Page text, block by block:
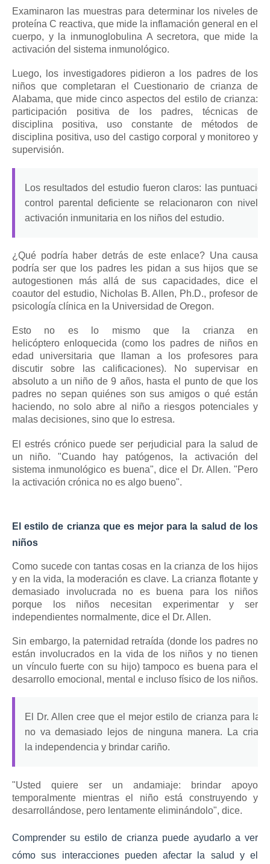
Examinaron las muestras para determinar los niveles de
proteína C reactiva, que mide la inflamación general en el
cuerpo, y la inmunoglobulina A secretora, que mide la
activación del sistema inmunológico.
Luego, los investigadores pidieron a los padres de los
niños que completaran el Cuestionario de crianza de
Alabama, que mide cinco aspectos del estilo de crianza:
participación positiva de los padres, técnicas de
disciplina positiva, uso constante de métodos de
disciplina positiva, uso del castigo corporal y monitoreo y
supervisión.
Los resultados del estudio fueron claros: las
control parental deficiente se relacionaron con
activación inmunitaria en los niños del estudio.
¿Qué podría haber detrás de este enlace? Una causa
podría ser que los padres les pidan a sus hijos que se
autogestionen más allá de sus capacidades, dice el
coautor del estudio, Nicholas B. Allen, Ph.D., profesor de
psicología clínica en la Universidad de Oregon.
Esto no es lo mismo que la crianza en
helicóptero enloquecida (como los padres de niños en
edad universitaria que llaman a los profesores para
discutir sobre las calificaciones). No supervisaren
absoluto a un niño de9 años, hasta el punto de que los
padres no sepan quiénes son sus amigos o qué están
haciendo, no solo abre al niño a riesgos potenciales y
malas decisiones, sino que lo estresa.
El estrés crónico puede ser perjudicial para la salud de
un niño. "Cuando hay patógenos, la activación del
sistema inmunológico es buena", dice el Dr. Allen. "Pero
la activación crónica no es algo bueno".
El estilo de crianza que es mejor para la salud de los
niños
Como sucede con tantas cosas en la crianza de los hijos
y en la vida, la moderación es clave. La crianza flotante y
demasiado involucrada no es buena para los niños
porque los niños necesitan experimentar y ser
independientes normalmente, dice el Dr. Allen.
Sin embargo, la paternidad retraída (donde los padres no
están involucrados en la vida de los niños y no tienen
un vínculofuertecon su hijo) tampoco es buena para el
desarrollo emocional, mental e incluso físico de los niños.
El Dr. Allen cree que el mejor estilo de crianza para la
no va demasiado lejos de ninguna manera.
La
la independencia y brindar cariño.
"Usted quiere ser un andamiaje: brindar apoyo
temporalmente mientras el niño está construyendo y
desarrollándose, pero lentamente eliminándolo", dice.
Comprender su estilo de crianza puede ayudarlo a ver
cómo sus interacciones pueden afectar la salud y el